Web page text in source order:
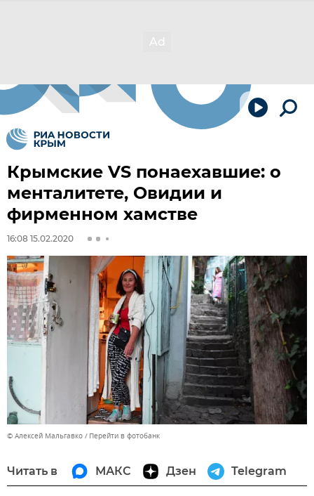
Крымские VS понаехавшие: о
менталитете, Овидии и
фирменном хамстве
16:08 15.02.2020
© Алексей Мальгавко Перейти в фотобанк
Читать в МАКС Дзен Telegram